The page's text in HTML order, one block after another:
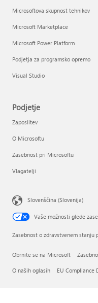
Microsoftova skupnost tehnikov
Microsoft Marketplace
Microsoft Power Platform
Podjetja za programsko opremo
Visual Studio
Podjetje
Zaposlitev
O Microsoftu
Zasebnost pri Microsoftu
Vlagatelji
Slovenščina (Slovenija)
Vaše možnosti glede
Zasebnost o zdravstvenem stanju
Obrnite se na Microsoft
O naših oglasih EU Compliance